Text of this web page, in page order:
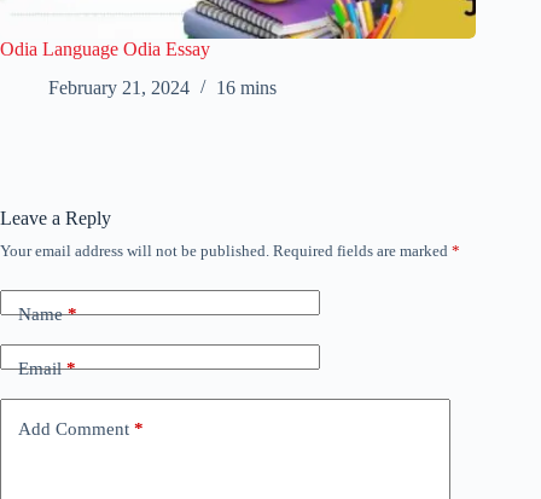
Odia Language Odia Essay
February 21, 2024
16 mins
Leave a Reply
Your email address will not be published. Required fields are marked *
Name*
Email*
Add Comment *